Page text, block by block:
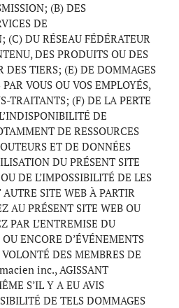
(B) DES
DE
(C) DU RÉSEAU FÉDÉRATEUR
DES PRODUITS OU DES
DES TIERS; (E) DE DOMMAGES
VOUS OU VOS EMPLOYÉS,
TRAITANTS; (F) DE LA PERTE
DE
DE RESSOURCES
ET DE DONNÉES
DU PRÉSENT SITE
DE L’IMPOSSIBILITÉ DE LES
SITE WEB À PARTIR
AU PRÉSENT SITE WEB OU
PAR L’ENTREMISE DU
ENCORE D’ÉVÉNEMENTS
DES MEMBRES DE
inc., AGISSANT
S’IL Y A EU AVIS
DE TELS DOMMAGES